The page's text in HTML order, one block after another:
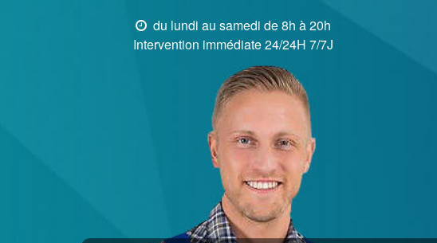
du lundi au samedi de 8h à 20h
Intervention immédiate 24/24H 7/7J